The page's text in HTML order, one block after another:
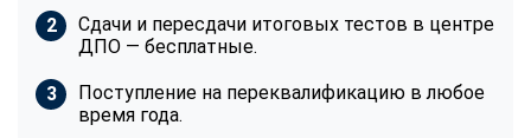
Сдачи и пересдачи итоговых тестов в центре
ДПО — бесплатные.
Поступление на переквалификацию в любое
время года.